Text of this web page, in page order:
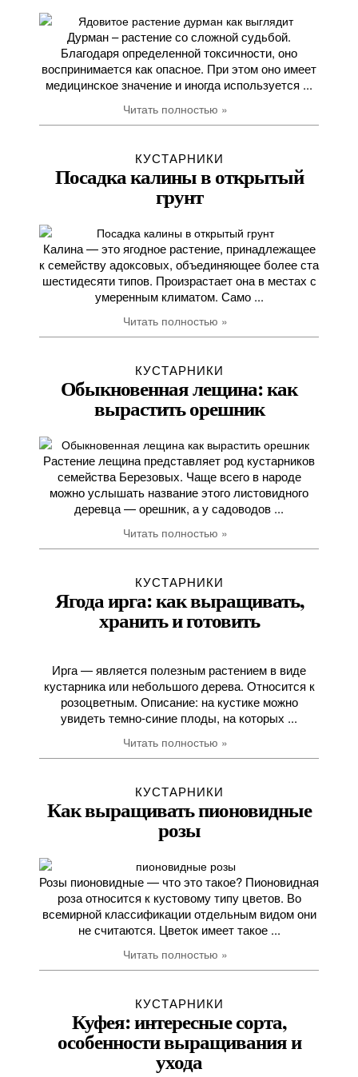
Дурман – растение со сложной судьбой.
Благодаря определенной токсичности, оно
воспринимается как опасное. При этом оно имеет
медицинское значение и иногда используется ...
Читать полностью »
КУСТАРНИКИ
Посадка калины в открытый
грунт
Калина — это ягодное растение, принадлежащее
к семейству адоксовых, объединяющее более ста
шестидесяти типов. Произрастает она в местах с
умеренным климатом. Само ...
Читать полностью »
КУСТАРНИКИ
Обыкновенная лещина: как
вырастить орешник
Растение лещина представляет род кустарников
семейства Березовых. Чаще всего в народе
можно услышать название этого листовидного
деревца — орешник, а у садоводов ...
Читать полностью »
КУСТАРНИКИ
Ягода ирга: как выращивать,
хранить и готовить
Ирга — является полезным растением в виде
кустарника или небольшого дерева. Относится к
розоцветным. Описание: на кустике можно
увидеть темно-синие плоды, на которых ...
Читать полностью »
КУСТАРНИКИ
Как выращивать пионовидные
розы
Розы пионовидные — что это такое? Пионовидная
роза относится к кустовому типу цветов. Во
всемирной классификации отдельным видом они
не считаются. Цветок имеет такое ...
Читать полностью »
КУСТАРНИКИ
Куфея: интересные сорта,
особенности выращивания и
ухода